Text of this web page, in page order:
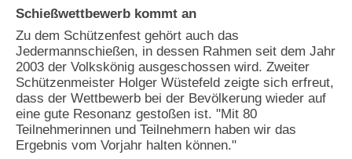
Schießwettbewerb kommt an
Zu dem Schützenfest gehört auch das
Jedermannschießen, in dessen Rahmen seit dem Jahr
2003 der Volkskönig ausgeschossen wird. Zweiter
Schützenmeister Holger Wüstefeld zeigte sich erfreut,
dass der Wettbewerb bei der Bevölkerung wieder auf
eine gute Resonanz gestoßen ist. "Mit 80
Teilnehmerinnen und Teilnehmern haben wir das
Ergebnis vom Vorjahr halten können."